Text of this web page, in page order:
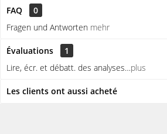
FAQ
0
Fragen und Antworten mehr
Évaluations
1
Lire, écr. et débatt. des analyses…plus
Les clients ont aussi acheté